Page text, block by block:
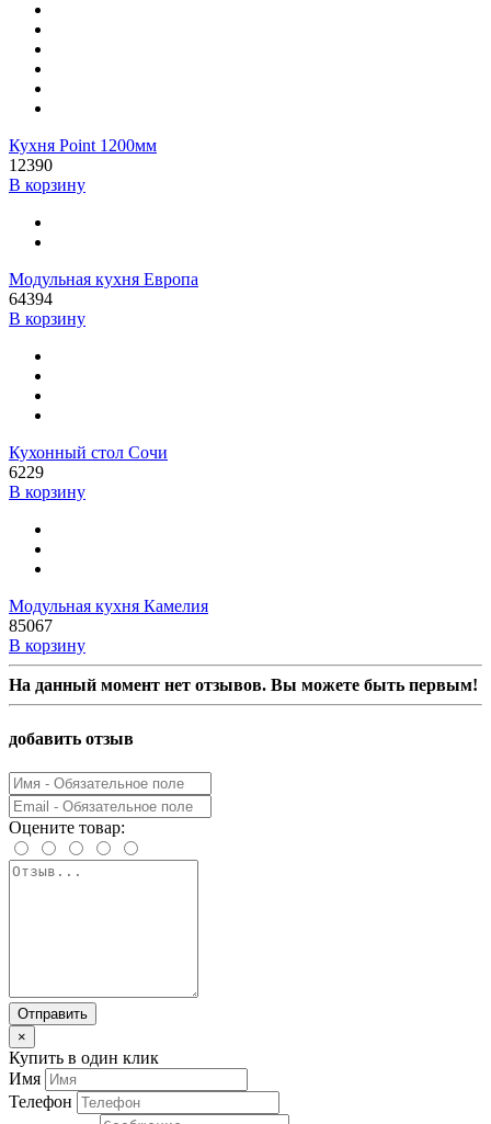
Кухня Point 1200мм
12390
В корзину
Модульная кухня Европа
64394
В корзину
Кухонный стол Сочи
6229
В корзину
Модульная кухня Камелия
85067
В корзину
На данный момент нет отзывов. Вы можете быть первым!
добавить отзыв
Оцените товар:
Отправить
×
Купить в один клик
Имя
Телефон